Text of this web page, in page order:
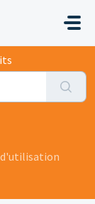
d'utilisation